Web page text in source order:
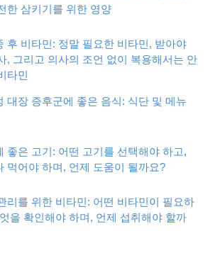
한 삼키기를 위한 영양
후 비타민: 정말 필요한 비타민, 받아야
, 그리고 의사의 조언 없이 복용해서는 안
타민
대장 증후군에 좋은 음식: 식단 및 메뉴
좋은 고기: 어떤 고기를 선택해야 하고,
먹어야 하며, 언제 도움이 될까요?
리를 위한 비타민: 어떤 비타민이 필요하
을 확인해야 하며, 언제 섭취해야 할까